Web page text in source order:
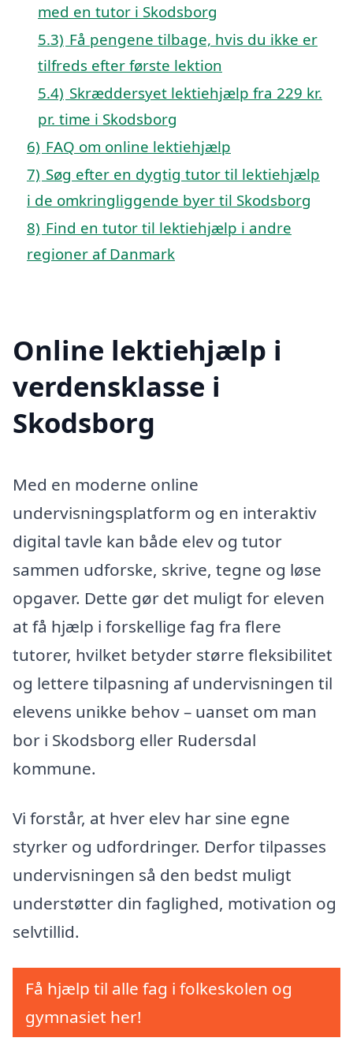
med en tutor i Skodsborg
5.3) Få pengene tilbage, hvis du ikke er
tilfreds efter første lektion
5.4) Skræddersyet lektiehjælp fra 229 kr.
pr. time i Skodsborg
6) FAQ om online lektiehjælp
7) Søg efter en dygtig tutor til lektiehjælp
i de omkringliggende byer til Skodsborg
8) Find en tutor til lektiehjælp i andre
regioner af Danmark
Online lektiehjælp i
verdensklasse i
Skodsborg
Med en moderne online
undervisningsplatform og en interaktiv
digital tavle kan både elev og tutor
sammen udforske, skrive, tegne og løse
opgaver. Dette gør det muligt for eleven
at få hjælp i forskellige fag fra flere
tutorer, hvilket betyder større fleksibilitet
og lettere tilpasning af undervisningen til
elevens unikke behov – uanset om man
bor i Skodsborg eller Rudersdal
kommune.
Vi forstår, at hver elev har sine egne
styrker og udfordringer. Derfor tilpasses
undervisningen så den bedst muligt
understøtter din faglighed, motivation og
selvtillid.
Få hjælp til alle fag i folkeskolen og
gymnasiet her!